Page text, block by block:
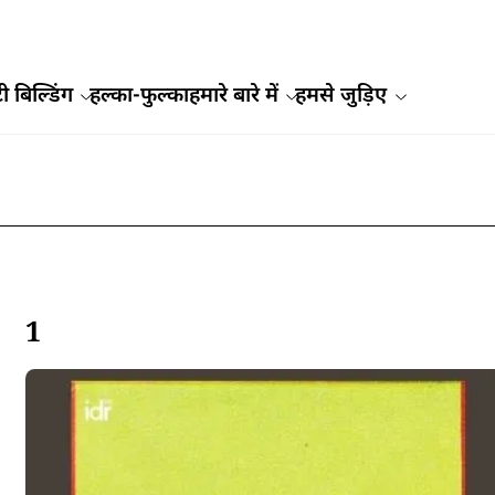
बिल्डिंग हल्का-फुल्काहमारे बारे में हमसे जुड़िए
1